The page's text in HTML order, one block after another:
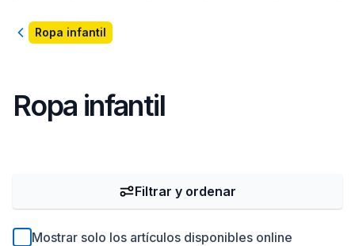
VolverRopa infantil
Ropa infantil
Mostrar solo los artículos disponibles online
Filtrar y ordenar